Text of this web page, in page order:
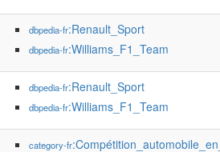
dbpedia-fr:Renault_Sport
dbpedia-fr:Williams_F1_Team
dbpedia-fr:Renault_Sport
dbpedia-fr:Williams_F1_Team
category-fr